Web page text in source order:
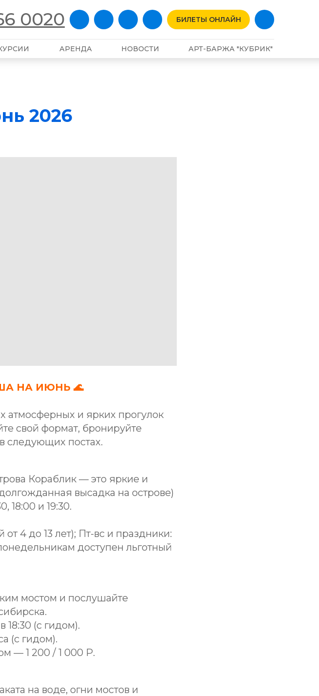
БИЛЕТЫ ОНЛАЙН
0020
АРТ-БАРЖА "КУБРИК"
НОВОСТИ
АРЕНДА
2026
НА ИЮНЬ 🌊
атмосферных и ярких прогулок
свой формат, бронируйте
следующих постах.
Кораблик — это яркие и
высадка на острове)
18:00 и 19:30.
4 до 13 лет); Пт-вс и праздники:
доступен льготный
мостом и послушайте
18:30 (с гидом).
(с гидом).
— 1 200 / 1 000 Р.
на воде, огни мостов и